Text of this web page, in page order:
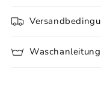
Waschanleitung